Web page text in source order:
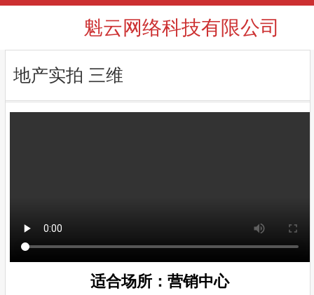
魁云网络科技有限公司
地产实拍 三维
适合场所：营销中心